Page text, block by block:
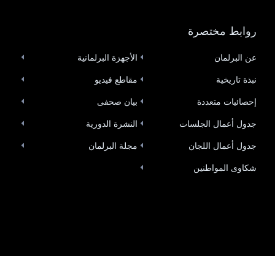
روابط مختصرة
عن البرلمان
نبذة تاريخية
إحصائيات متعددة
جدول أعمال الجلسات
جدول أعمال اللجان
شكاوى المواطنين
الأجهزة البرلمانية
مقاطع فيديو
بيان صحفى
النشرة الدورية
مجلة البرلمان